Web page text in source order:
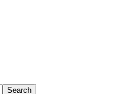
Search